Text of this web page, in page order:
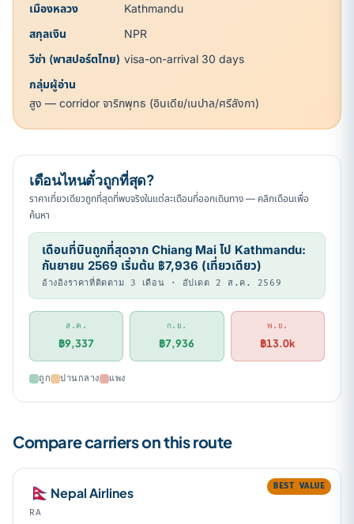
เมืองหลวง
Kathmandu
สกุลเงิน
NPR
วีซ่า (พาสปอร์ตไทย) visa-on-arrival 30 days
กลุ่มผู้อ่าน
สูง — corridor จาริกพุทธ (อินเดีย/เนปาล/ศรีลังกา)
เดือนไหนตั๋วถูกที่สุด?
ราคาเที่ยวเดียวถูกที่สุดที่พบจริงในแต่ละเดือนที่ออกเดินทาง — คลิกเดือนเพื่อ
ค้นหา
เดือนที่บินถูกที่สุดจาก Chiang Mai ไป Kathmandu:
กันยายน 2569 เริ่มต้น ฿7,936 (เที่ยวเดียว)
อ้างอิงราคาที่ติดตาม 3 เดือน · อัปเดต 2 ส.ค. 2569
ส.ค.
฿9,337
ก.ย.
฿7,936
พ.ย.
฿13.0k
ถูก ปานกลาง แพง
Compare carriers on this route
BEST VALUE
🇳🇵 Nepal Airlines
RA